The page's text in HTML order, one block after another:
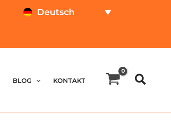
Deutsch
BLOG KONTAKT